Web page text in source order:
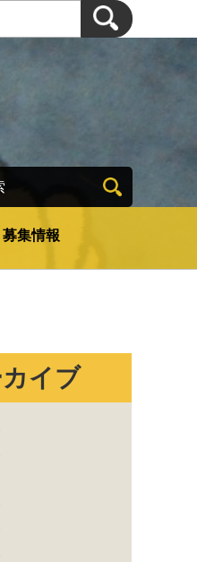
募集情報
イブ